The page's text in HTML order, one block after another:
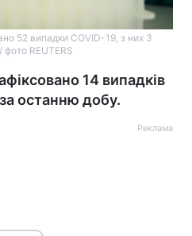
52 випадки COVID-19, з них 3
фото REUTERS
14 випадків
останню добу.
Реклама